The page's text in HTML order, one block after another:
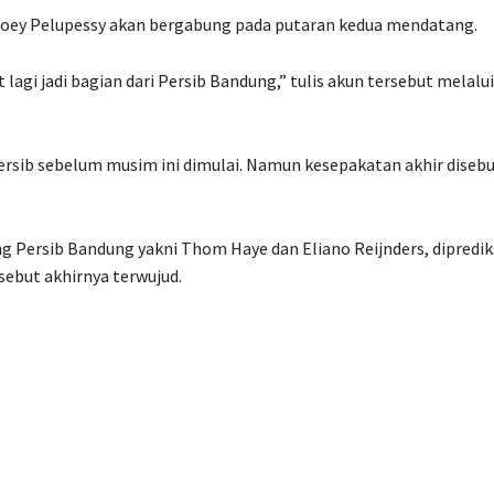
Pelupessy akan bergabung pada putaran kedua mendatang.
lagi jadi bagian dari Persib Bandung,” tulis akun tersebut melalui
sebelum musim ini dimulai. Namun kesepakatan akhir
Bandung yakni Thom Haye dan Eliano Reijnders,
akhirnya terwujud.